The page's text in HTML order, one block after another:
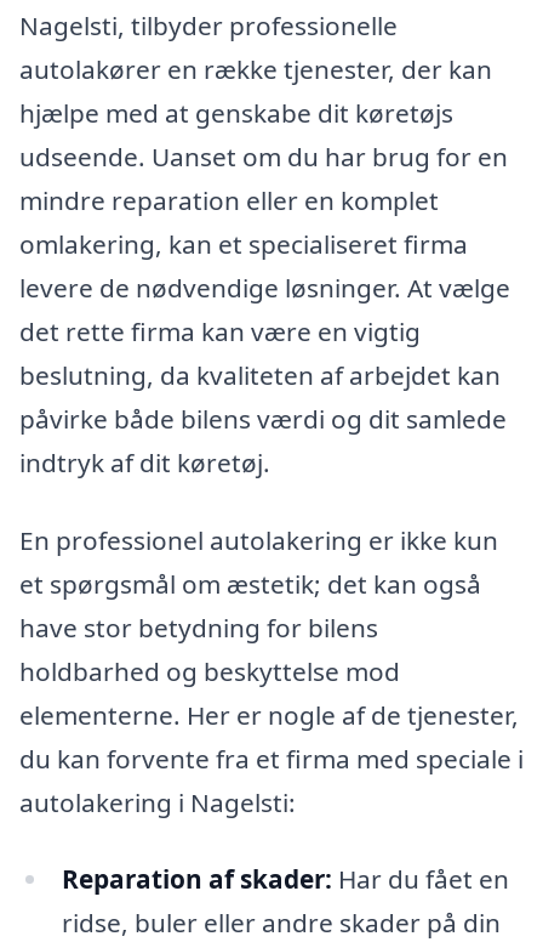
Nagelsti, tilbyder professionelle
autolakører en række tjenester, der kan
hjælpe med at genskabe dit køretøjs
udseende. Uanset om du har brug for en
mindre reparation eller en komplet
omlakering, kan et specialiseret firma
levere de nødvendige løsninger. At vælge
det rette firma kan være en vigtig
beslutning, da kvaliteten af arbejdet kan
påvirke både bilens værdi og dit samlede
indtryk af dit køretøj.
En professionel autolakering er ikke kun
et spørgsmål om æstetik; det kan også
have stor betydning for bilens
holdbarhed og beskyttelse mod
elementerne. Her er nogle af de tjenester,
du kan forvente fra et firma med speciale i
autolakering i Nagelsti:
Reparation af skader: Har du fået en
ridse, buler eller andre skader på din